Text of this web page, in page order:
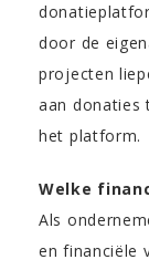
door de
projecten
aan donaties
het platform.
Welke
Als
en financiële